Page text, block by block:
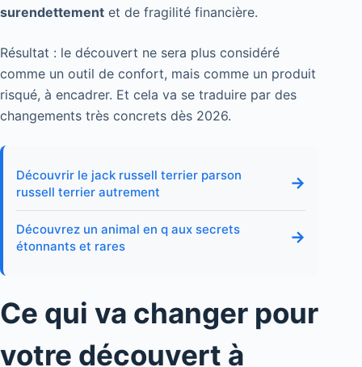
surendettement et de fragilité financière.
Résultat : le découvert ne sera plus considéré
comme un outil de confort, mais comme un produit
risqué, à encadrer. Et cela va se traduire par des
changements très concrets dès 2026.
Découvrir le jack russell terrier parson
russell terrier autrement
→
Découvrez un animal en q aux secrets
étonnants et rares
→
Ce qui va changer pour
votre découvert à